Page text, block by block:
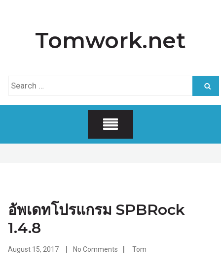
Tomwork.net
Search
for:
อัพเดทโปรแกรม SPBRock
1.4.8
August 15, 2017 No Comments Tom